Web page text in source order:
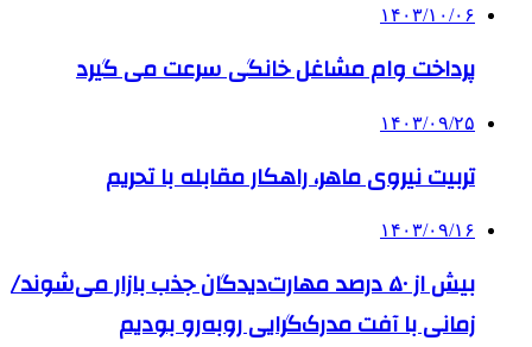
۱۴۰۳/۱۰/۰۶
پرداخت وام مشاغل خانگی سرعت می گیرد
۱۴۰۳/۰۹/۲۵
تربیت نیروی ماهر، راهکار مقابله با تحریم
۱۴۰۳/۰۹/۱۶
بیش از ۵۰ درصد مهارت‌دیدگان جذب بازار می‌شوند/
زمانی با آفت مدرک‌گرایی روبه‌رو بودیم